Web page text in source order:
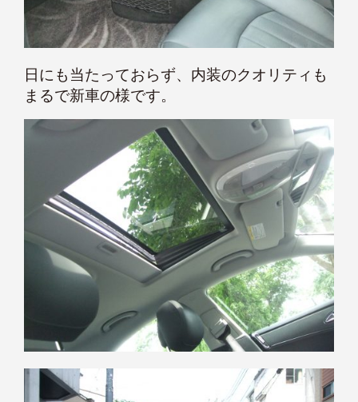
日にも当たっておらず、内装のクオリティも
まるで新車の様です。